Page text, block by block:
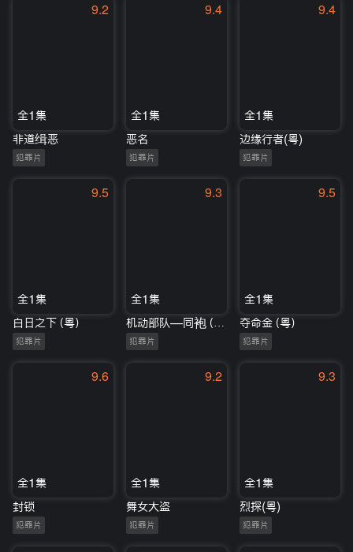
9.2
全1集
非道缉恶
犯罪片
9.4
全1集
恶名
犯罪片
9.4
全1集
边缘行者(粤)
犯罪片
9.5
全1集
白日之下（粤）
犯罪片
9.3
全1集
犯罪片
9.5
全1集
夺命金（粤）
犯罪片
9.6
全1集
封锁
犯罪片
9.2
全1集
舞女大盗
犯罪片
9.3
全1集
烈探(粤)
犯罪片